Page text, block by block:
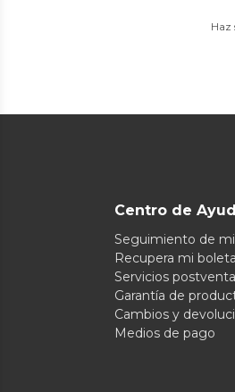
Haz
Centro de
Seguimiento de
Recupera mi boleta
Servicios postventa
Garantía de
Cambios y
Medios de pago